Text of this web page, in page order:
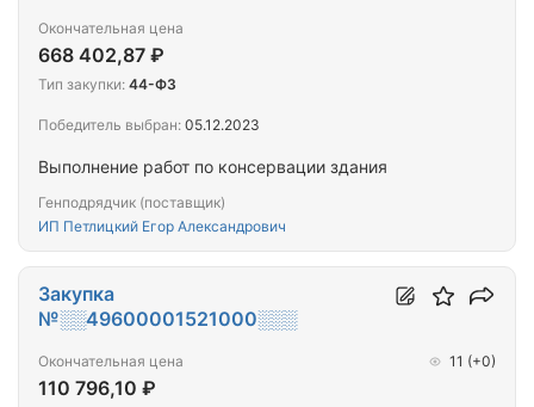
Выполнение работ по консервации здания
Генподрядчик (поставщик)
ИП Петлицкий Егор Александрович
Окончательная цена
668 402,87 ₽
Тип закупки: 44-ФЗ
Победитель выбран: 05.12.2023
Закупка
№░░49600001521000░░░
Окончательная цена
110 796,10 ₽
11 (+0)